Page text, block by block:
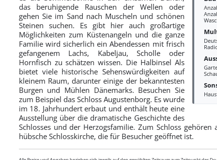
das beruhigende Rauschen der Wellen oder
gehen Sie im Sand nach Muscheln und schönen
Steinen suchen. Es gibt hier auch großartige
Möglichkeiten zum Küstenangeln und die ganze
Familie wird sicherlich ein Abendessen mit frisch
gefangenem Lachs, Kabeljau, Scholle oder
Hornfisch zu schätzen wissen. Die Halbinsel Als
bietet viele historische Sehenswürdigkeiten auf
kleinem Raum, darunter einige der bekanntesten
Burgen und Mühlen Dänemarks. Besuchen Sie
zum Beispiel das Schloss Augustenborg. Es wurde
im 18. Jahrhundert erbaut und enthält heute eine
Ausstellung über die dramatische Geschichte des
Schlosses und der Herzogsfamilie. Zum Schloss
hübsche Schlosskirche, die für Besucher geöffnet ist.